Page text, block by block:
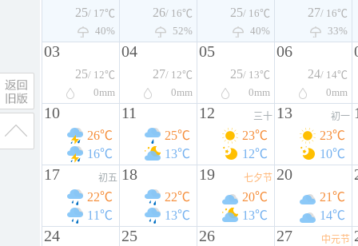
25/ 17℃
40%
26/ 16℃
52%
25/ 16℃
40%
27/ 16℃
33%
03
25/ 12℃
0mm
04
27/ 12℃
0mm
05
25/ 13℃
0mm
06
24/ 14℃
0mm
10
26℃
16℃
11
25℃
13℃
12 三十
23℃
12℃
13 初一
23℃
10℃
17 初五
22℃
11℃
18
22℃
13℃
19 七夕节
20℃
13℃
20
21℃
14℃
24 25 26 27 中元节